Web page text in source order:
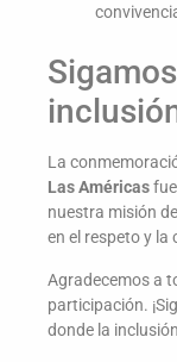
La
Las Américas
nuestra misión
en el respeto y la
Agradecemos a
participación.
donde la